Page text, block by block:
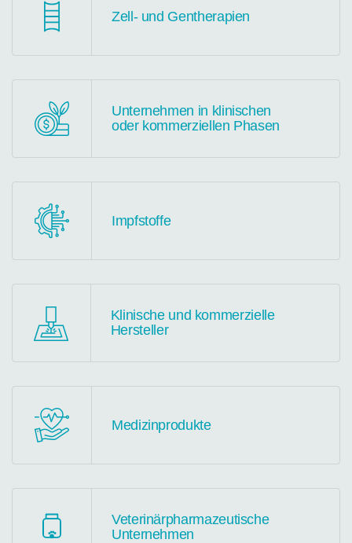
Zell- und Gentherapien
Unternehmen in klinischen
oder kommerziellen Phasen
Impfstoffe
Klinische und kommerzielle
Hersteller
Medizinprodukte
Veterinärpharmazeutische
Unternehmen